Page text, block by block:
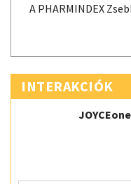
A PHARMINDEX
INTERAKCIÓK